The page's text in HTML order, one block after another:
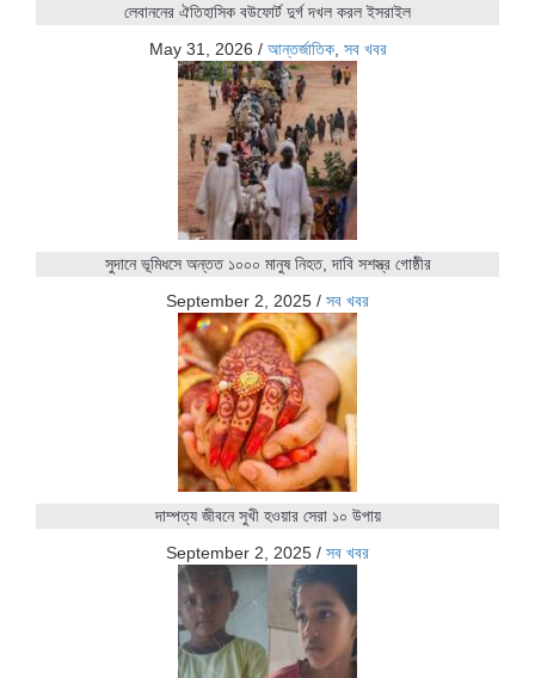
লেবাননের ঐতিহাসিক বউফোর্ট দুর্গ দখল করল ইসরাইল
May 31, 2026 / আন্তর্জাতিক, সব খবর
সুদানে ভূমিধসে অন্তত ১০০০ মানুষ নিহত, দাবি সশস্ত্র গোষ্ঠীর
September 2, 2025 / সব খবর
দাম্পত্য জীবনে সুখী হওয়ার সেরা ১০ উপায়
September 2, 2025 / সব খবর